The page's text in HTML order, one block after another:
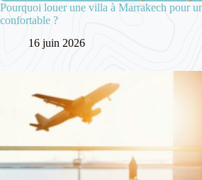
Pourquoi louer une villa à Marrakech pour
confortable ?
16 juin 2026